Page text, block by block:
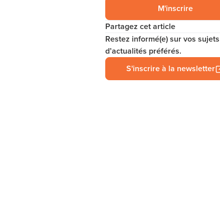
M'inscrire
Partagez cet article
Restez informé(e) sur vos sujets
d’actualités préférés.
S'inscrire à la newsletter